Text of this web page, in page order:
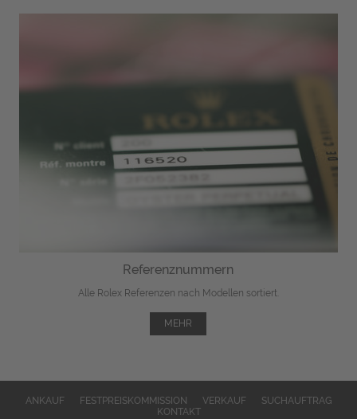
Referenznummern
Alle Rolex Referenzen nach Modellen sortiert.
MEHR
ANKAUF FESTPREISKOMMISSION VERKAUF
SUCHAUFTRAG
KONTAKT